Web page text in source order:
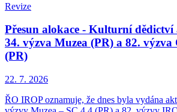
Revize
Přesun alokace - Kulturní dědictví
34. výzva Muzea (PR) a 82. výzva
(PR)
22. 7. 2026
ŘO IROP oznamuje, že dnes byla vydána